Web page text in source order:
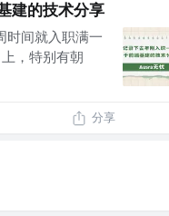
建的技术分享
时间就入职满一
，特别有朝
分享